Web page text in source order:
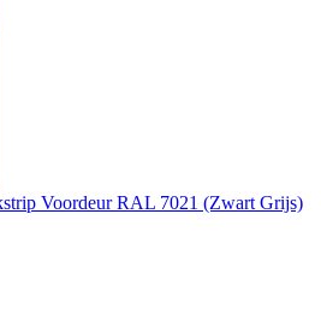
Voordeur RAL 7021 (Zwart Grijs)